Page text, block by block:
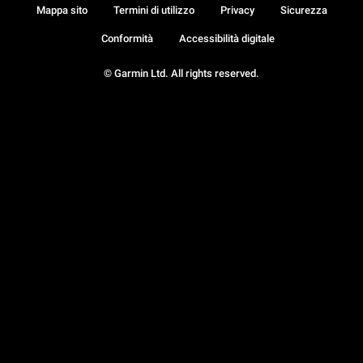
© Garmin Ltd. All rights reserved.
Mappa sito Termini di utilizzo Privacy Sicurezza
Conformità Accessibilità digitale